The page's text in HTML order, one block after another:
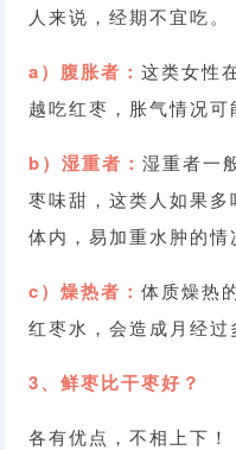
人来说，经期不宜吃。
a）腹胀者：这类女性
越吃红枣，胀气情况可
b）湿重者：湿重者一
枣味甜，这类人如果
体内，易加重水肿的情
c）燥热者：体质燥热
红枣水，会造成月经过
3、鲜枣比干枣好？
各有优点，不相上下！